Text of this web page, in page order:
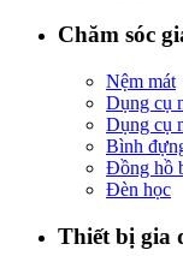
Chăm sóc
Nệm mát
Dụng cụ
Dụng cụ
Bình
Đồng hồ
Đèn học
Thiết bị gia